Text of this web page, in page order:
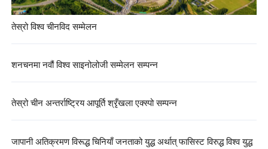
तेस्रो विश्व चीनविद सम्मेलन
शनचनमा नवौं विश्व साइनोलोजी सम्मेलन सम्पन्न
तेस्रो चीन अन्तर्राष्ट्रिय आपूर्ति श्रृँखला एक्स्पो सम्पन्न
जापानी अतिक्रमण विरूद्ध चिनियाँ जनताको युद्ध अर्थात् फासिस्ट विरुद्ध विश्व युद्ध